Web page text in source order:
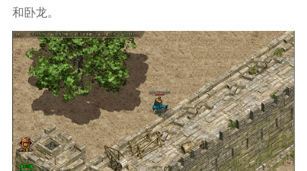
和卧龙。